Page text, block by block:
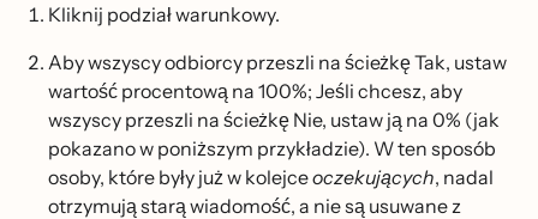
Kliknij podział warunkowy.
Aby wszyscy odbiorcy przeszli na ścieżkę Tak, ustaw
wartość procentową na 100%; Jeśli chcesz, aby
wszyscy przeszli na ścieżkę Nie, ustaw ją na 0% (jak
pokazano w poniższym przykładzie). W ten sposób
osoby, które były już w kolejceoczekujących, nadal
otrzymują starą wiadomość, a nie są usuwane z